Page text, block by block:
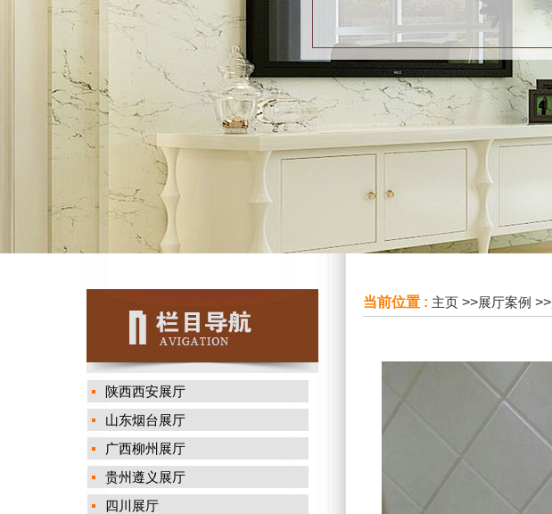
当前位置 : 主页 >>展厅案例 >>
陕西西安展厅
山东烟台展厅
广西柳州展厅
贵州遵义展厅
四川展厅